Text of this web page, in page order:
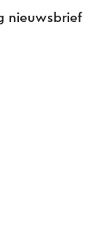
nieuwsbrief